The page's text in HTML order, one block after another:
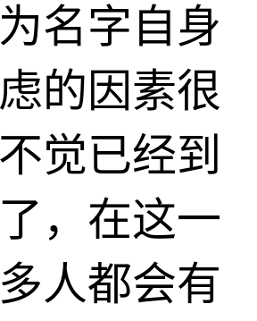
名字自身
的因素很
觉已经到
，在这一
人都会有